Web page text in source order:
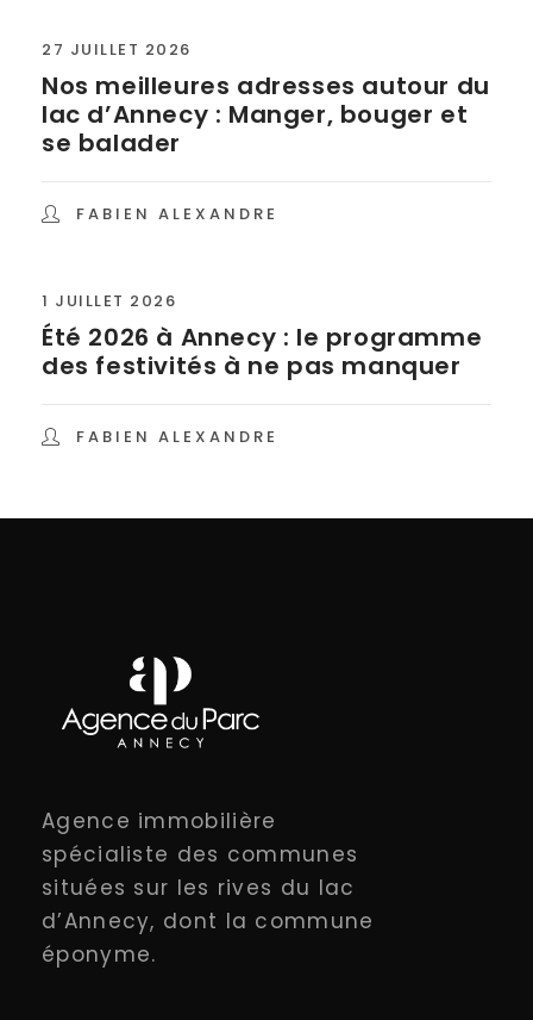
27 JUILLET 2026
Nos meilleures adresses autour du
lac d’Annecy : Manger, bouger et
se balader
FABIEN ALEXANDRE
1 JUILLET 2026
Été 2026 à Annecy : le programme
des festivités à ne pas manquer
FABIEN ALEXANDRE
Agence immobilière
spécialiste des communes
situées sur les rives du lac
d’Annecy, dont la commune
éponyme.